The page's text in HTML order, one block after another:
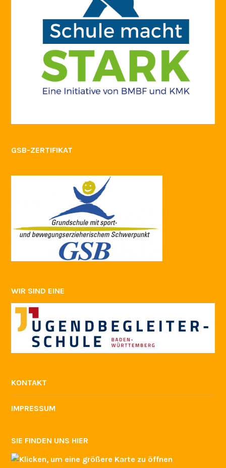
GSB-ZERTIFIKAT
WIR SIND EINE
KONTAKT
IMPRESSUM
SIE FINDEN UNS HIER